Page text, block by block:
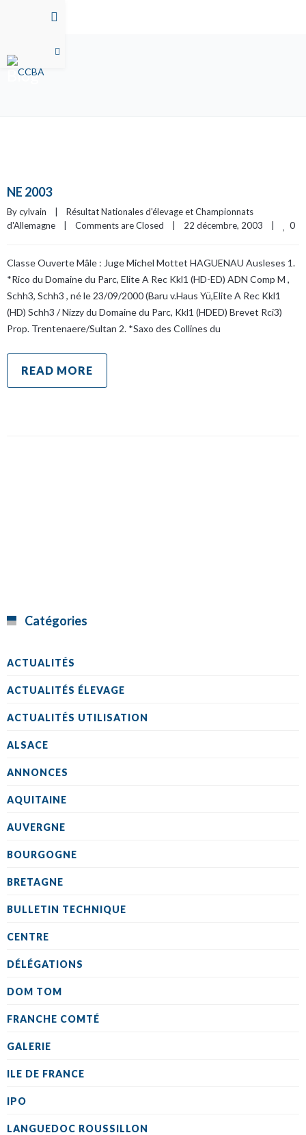
Blog
NE 2003
By cylvain
Résultat Nationales d'élevage et Championnats
d'Allemagne
Comments are Closed 22 décembre, 2003 0
Classe Ouverte Mâle : Juge Michel Mottet HAGUENAU Ausleses 1.
*Rico du Domaine du Parc, Elite A Rec Kkl1 (HD-ED) ADN Comp M ,
Schh3, Schh3 , né le 23/09/2000 (Baru v.Haus Yü,Elite A Rec Kkl1
(HD) Schh3 / Nizzy du Domaine du Parc, Kkl1 (HDED) Brevet Rci3)
Prop. Trentenaere/Sultan 2. *Saxo des Collines du
READ MORE
Catégories
ACTUALITÉS
ACTUALITÉS ÉLEVAGE
ACTUALITÉS UTILISATION
ALSACE
ANNONCES
AQUITAINE
AUVERGNE
BOURGOGNE
BRETAGNE
BULLETIN TECHNIQUE
CENTRE
DÉLÉGATIONS
DOM TOM
FRANCHE COMTÉ
GALERIE
ILE DE FRANCE
IPO
LANGUEDOC ROUSSILLON